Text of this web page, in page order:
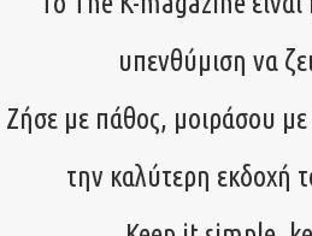
υπενθύμιση να
Ζήσε με πάθος, μοιράσου
την καλύτερη εκδοχή